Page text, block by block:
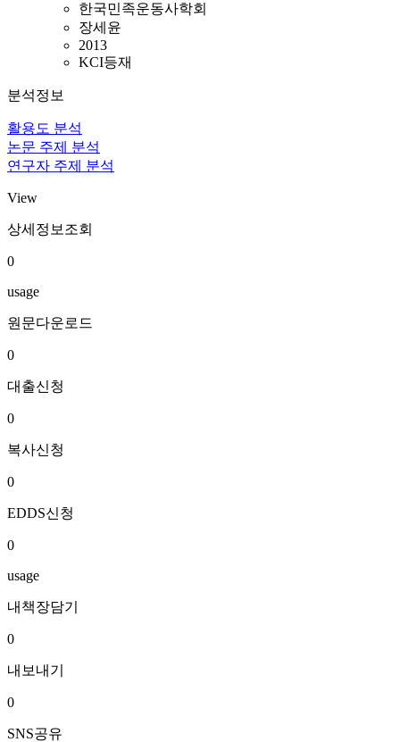
한국민족운동사학회
장세윤
2013
KCI등재
분석정보
활용도 분석
논문 주제 분석
연구자 주제 분석
View
상세정보조회
0
usage
원문다운로드
0
대출신청
0
복사신청
0
EDDS신청
0
usage
내책장담기
0
내보내기
0
SNS공유